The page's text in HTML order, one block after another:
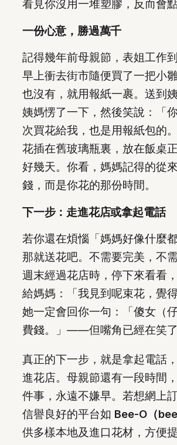
看見你沒用一堆塑膠，反而會點
一份心意，勝過萬千
記得幾年前母親節，表姐工作
早上衝去街市隨便買了一把小
也沒有，就用報紙一裹。送到
姨媽愣了一下，然後笑說：「
次買花給我，也是用報紙包的
花插在舊玻璃瓶裏，放在飯桌
好幾天。你看，媽媽記得的從
錢，而是你花的那份時間。
下一步：走進花店或拿起電話
若你還在煩惱「媽媽好像什麼
那就送花吧。不需要完美，不
週末經過花店時，停下來看看
給媽媽：「我見到呢束花，覺得
她一定會回你一句：「傻女（
費錢。」——但嘴角已經在笑了
真正的下一步，就是拿起電話
進花店。母親節還有一段時間
件事，永遠不嫌早。若想網上
信譽良好的平台如 Bee-O（
供多樣本地及進口花材，方便提